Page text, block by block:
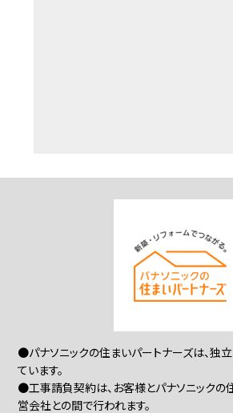
●パナソニックの住まいパートナーズは、独
ています。
●工事請負契約は、お客様とパナソニックの
営会社との間で行われます。